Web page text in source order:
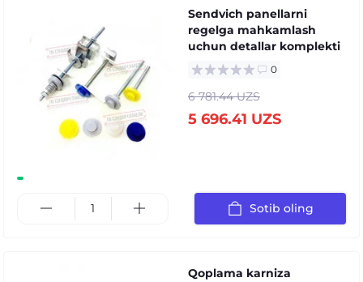
Sendvich panellarni
regelga mahkamlash
uchun detallar komplekti
0
6 781.44 UZS
5 696.41 UZS
Sotib oling
Qoplama karniza